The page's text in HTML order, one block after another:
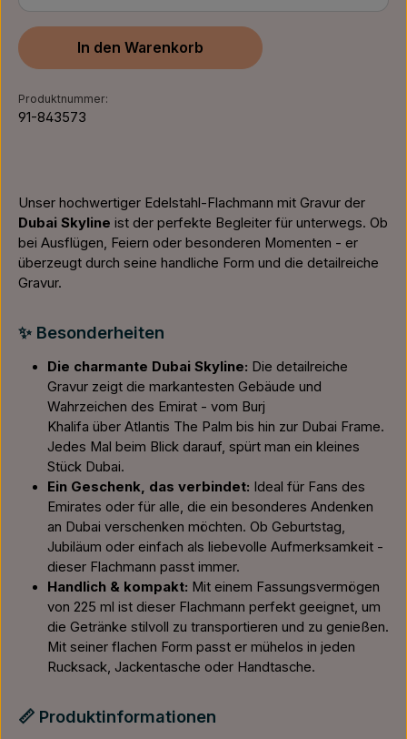
In den Warenkorb
Produktnummer:
91-843573
Unser hochwertiger Edelstahl-Flachmann mit Gravur der
Dubai Skyline ist der perfekte Begleiter für unterwegs. Ob
bei Ausflügen, Feiern oder besonderen Momenten - er
überzeugt durch seine handliche Form und die detailreiche
Gravur.
✨ Besonderheiten
Die charmante Dubai Skyline: Die detailreiche
Gravur zeigt die markantesten Gebäude und
Wahrzeichen des Emirat - vom Burj
Khalifa über Atlantis The Palm bis hin zur Dubai Frame.
Jedes Mal beim Blick darauf, spürt man ein kleines
Stück Dubai.
Ein Geschenk, das verbindet: Ideal für Fans des
Emirates oder für alle, die ein besonderes Andenken
an Dubai verschenken möchten. Ob Geburtstag,
Jubiläum oder einfach als liebevolle Aufmerksamkeit -
dieser Flachmann passt immer.
Handlich & kompakt: Mit einem Fassungsvermögen
von 225 ml ist dieser Flachmann perfekt geeignet, um
die Getränke stilvoll zu transportieren und zu genießen.
Mit seiner flachen Form passt er mühelos in jeden
Rucksack, Jackentasche oder Handtasche.
📏 Produktinformationen